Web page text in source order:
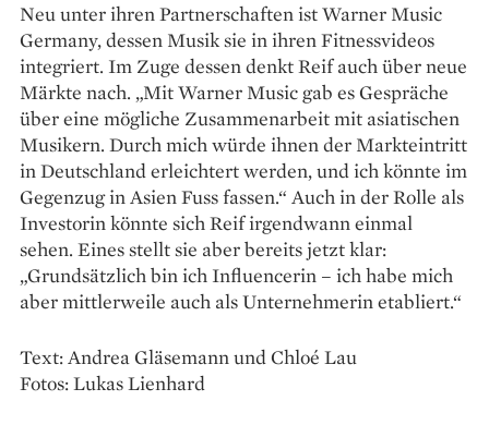
Neu unter ihren Partnerschaften ist Warner Music
Germany, dessen Musik sie in ihren Fitnessvideos
integriert. Im Zuge dessen denkt Reif auch über neue
Märkte nach. „Mit Warner Music gab es Gespräche
über eine mögliche Zusammenarbeit mit asiatischen
Musikern. Durch mich würde ihnen der Markteintritt
in Deutschland erleichtert werden, und ich könnte im
Gegenzug in Asien Fuss fassen.“ Auch in der Rolle als
Investorin könnte sich Reif irgendwann einmal
sehen. Eines stellt sie aber bereits jetzt klar:
„Grundsätzlich bin ich Influencerin – ich habe mich
aber mittlerweile auch als Unternehmerin etabliert.“
Text: Andrea Gläsemann und Chloé Lau
Fotos: Lukas Lienhard